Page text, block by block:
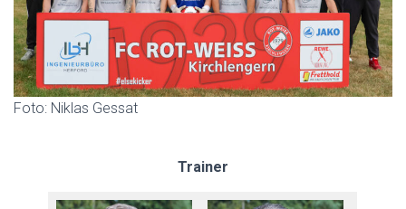
Foto: Niklas Gessat
Trainer